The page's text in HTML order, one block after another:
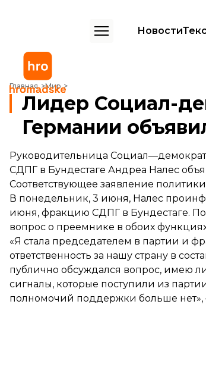
Новости
Главная Мир
Лидер Социал-демократической партии Германии
Лидер Социал-
Германии
Руководительница
СДПГ в Бундестаге Андреа Налес
Соответствующее заявление
В понедельник, 3 июня, Налес
июня, фракцию СДПГ в Бундестаге.
вопрос о преемнике в обоих
«Я стала председателем в партии и
ответственность за нашу страну в
публично обсуждался вопрос, имею
сигналы, которые поступили из
полномочий поддержки больше